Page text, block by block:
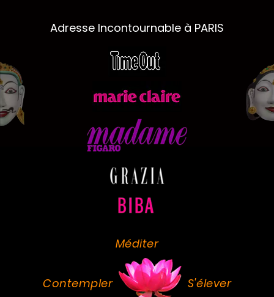
Adresse Incontournable à PARIS
Méditer
Contempler S'élever